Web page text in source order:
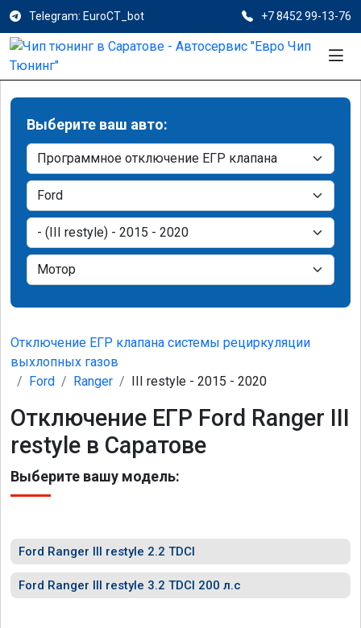
Telegram: EuroCT_bot +7 8452 99-13-76
Выберите ваш авто:
Отключение ЕГР клапана системы рециркуляции
выхлопных газов
Ford
Ranger III restyle - 2015 - 2020
Отключение ЕГР Ford Ranger III
restyle в Саратове
Выберите вашу модель:
Ford Ranger III restyle 2.2 TDCI
Ford Ranger III restyle 3.2 TDCI 200 л.с